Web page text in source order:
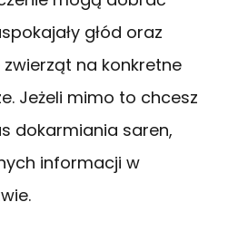
głód oraz
na konkretne
Jeżeli mimo to chcesz
dokarmiania saren,
informacji w